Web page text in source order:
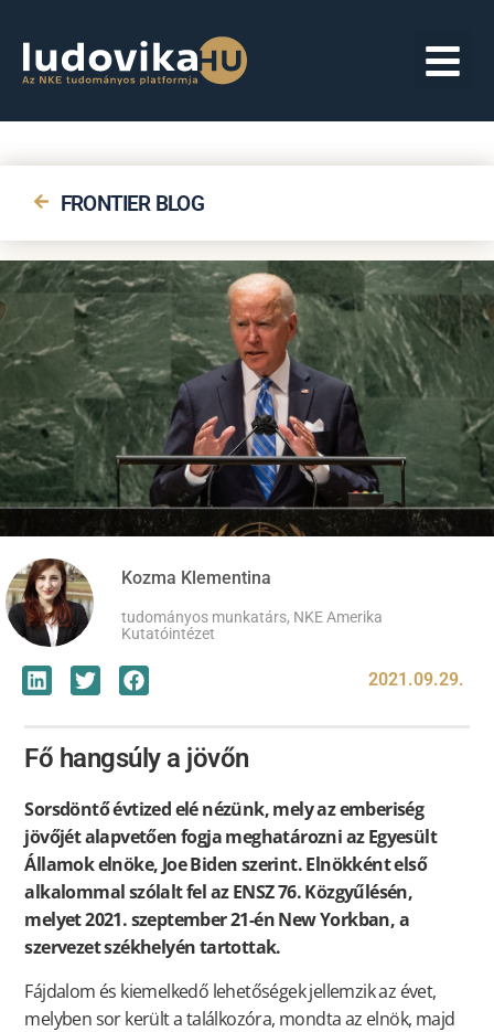
FRONTIER BLOG
Kozma Klementina
tudományos munkatárs, NKE Amerika
Kutatóintézet
2021.09.29.
Fő hangsúly a jövőn
Sorsdöntő évtized elé nézünk, mely az emberiség
jövőjét alapvetően fogja meghatározni az Egyesült
Államok elnöke, Joe Biden szerint. Elnökként első
alkalommal szólalt fel az ENSZ 76. Közgyűlésén,
melyet 2021. szeptember 21-én New Yorkban, a
szervezet székhelyén tartottak.
Fájdalom és kiemelkedő lehetőségek jellemzik az évet,
melyben sor került a találkozóra, mondta az elnök, majd